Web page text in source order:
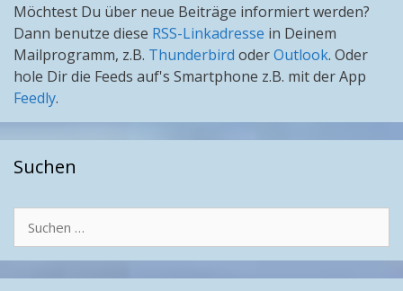
Möchtest Du über neue Beiträge informiert werden?
Dann benutze diese RSS-Linkadresse in Deinem
Mailprogramm, z.B. Thunderbird oderOutlook. Oder
hole Dir die Feeds auf's Smartphone z.B. mit der App
Feedly.
Suchen
nach: